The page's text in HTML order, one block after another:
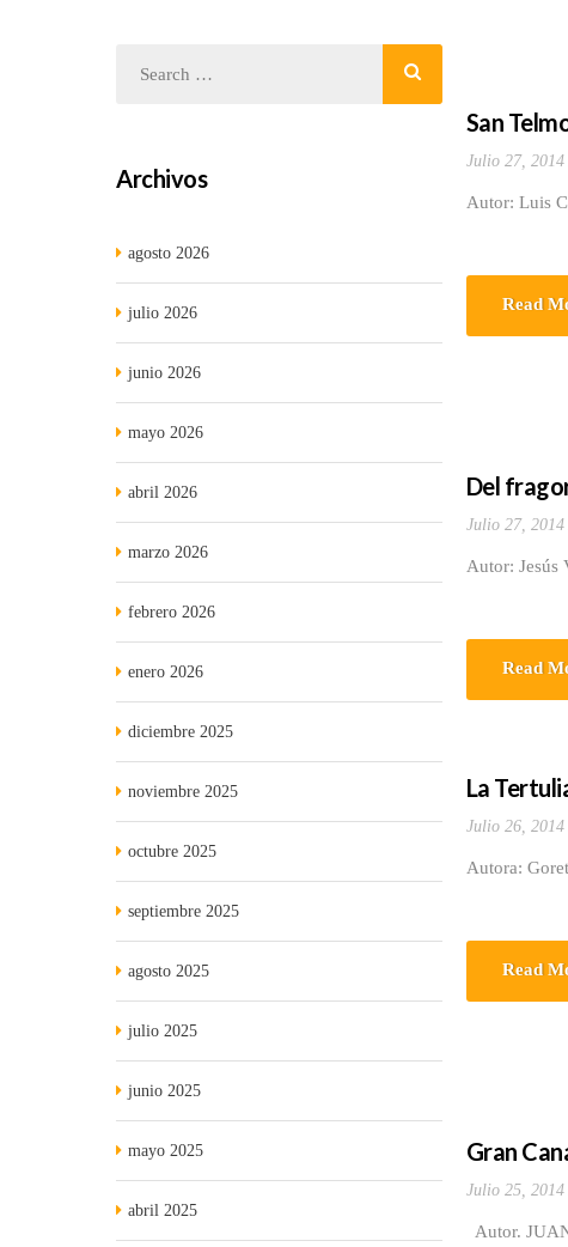
San
Julio 27, 2014
Autor: Luis
Read
Del
Julio 27, 2014
Autor: Jesús
Read
La
Julio 26, 2014
Autora:
Read
Gran
Julio 25, 2014
Autor.
Archivos
agosto 2026
julio 2026
junio 2026
mayo 2026
abril 2026
marzo 2026
febrero 2026
enero 2026
diciembre 2025
noviembre 2025
octubre 2025
septiembre 2025
agosto 2025
julio 2025
junio 2025
mayo 2025
abril 2025